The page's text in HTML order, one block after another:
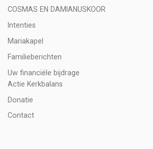
COSMAS EN DAMIANUSKOOR
Intenties
Mariakapel
Familieberichten
Uw financiële bijdrage
Actie Kerkbalans
Donatie
Contact